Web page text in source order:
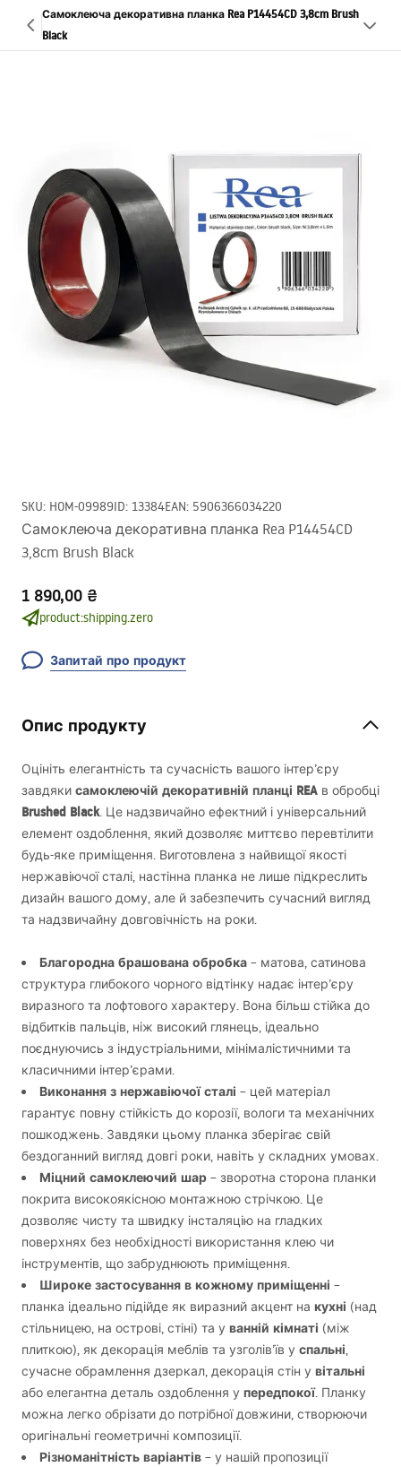
Самоклеюча декоративна планка Rea P14454CD 3,8cm Brush
Black
SKU: HOM-09989ID: 13384EAN: 5906366034220
Самоклеюча декоративна планка Rea P14454CD
3,8cm Brush Black
1 890,00 ₴
product:shipping.zero
Запитай про продукт
Опис продукту
Оцініть елегантність та сучасність вашого інтер’єру
завдяки самоклеючій декоративній планці REA в обробці
Brushed Black. Це надзвичайно ефектний і універсальний
елемент оздоблення, який дозволяє миттєво перевтілити
будь-яке приміщення. Виготовлена з найвищої якості
нержавіючої сталі, настінна планка не лише підкреслить
дизайн вашого дому, але й забезпечить сучасний вигляд
та надзвичайну довговічність на роки.
Благородна брашована обробка – матова, сатинова
структура глибокого чорного відтінку надає інтер’єру
виразного та лофтового характеру. Вона більш стійка до
відбитків пальців, ніж високий глянець, ідеально
поєднуючись з індустріальними, мінімалістичними та
класичними інтер’єрами.
Виконання з нержавіючої сталі – цей матеріал
гарантує повну стійкість до корозії, вологи та механічних
пошкоджень. Завдяки цьому планка зберігає свій
бездоганний вигляд довгі роки, навіть у складних умовах.
Міцний самоклеючий шар – зворотна сторона планки
покрита високоякісною монтажною стрічкою. Це
дозволяє чисту та швидку інсталяцію на гладких
поверхнях без необхідності використання клею чи
інструментів, що забруднюють приміщення.
Широке застосування в кожному приміщенні –
планка ідеально підійде як виразний акцент на кухні (над
стільницею, на острові, стіні) та у ванній кімнаті (між
плиткою), як декорація меблів та узголів’їв у спальні,
сучасне обрамлення дзеркал, декорація стін у вітальні
або елегантна деталь оздоблення у передпокої. Планку
можна легко обрізати до потрібної довжини, створюючи
оригінальні геометричні композиції.
Різноманітність варіантів – у нашій пропозиції